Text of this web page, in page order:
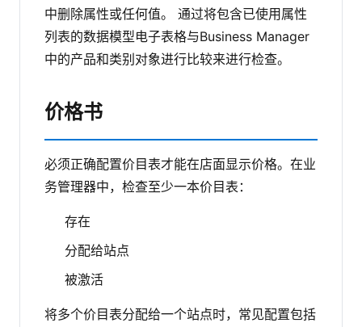
中删除属性或任何值。
通过将包含已使用属性
列表的数据模型电子表格与Business Manager
中的产品和类别对象进行比较来进行检查。
价格书
必须正确配置价目表才能在店面显示价格。在业
务管理器中，检查至少一本价目表：
存在
分配给站点
被激活
将多个价目表分配给一个站点时，常见配置包括